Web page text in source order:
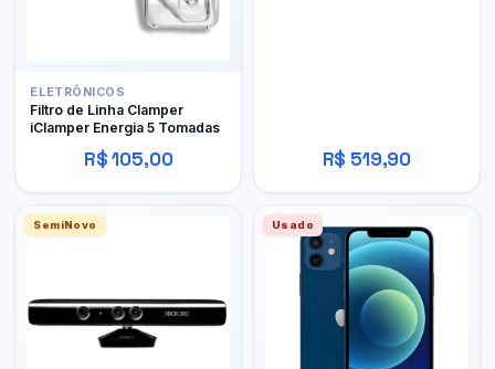
ELETRÔNICOS
Filtro de Linha Clamper
iClamper Energia 5 Tomadas
R$ 105,00 R$ 519,90
SemiNovo Usado